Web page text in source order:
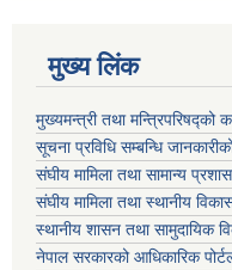
मुख्य लिंक
मुख्यमन्त्री तथा मन्त्रिपरिषद्को
सूचना प्रविधि सम्बन्धि
संघीय मामिला तथा सामान्य
संघीय मामिला तथा स्थानीय
स्थानीय शासन तथा सामुदायिक
नेपाल सरकारको आधिकारिक